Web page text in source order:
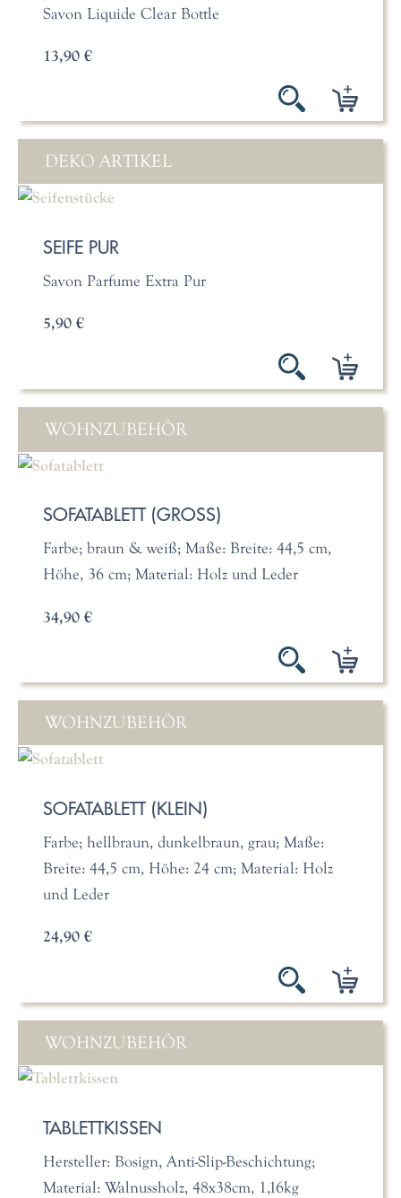
Savon Liquide Clear Bottle
13,90 €
DEKO ARTIKEL
SEIFE PUR
Savon Parfume Extra Pur
5,90 €
WOHNZUBEHÖR
SOFATABLETT (GROSS)
Farbe; braun & weiß; Maße: Breite: 44,5 cm,
Höhe, 36 cm; Material: Holz und Leder
34,90 €
WOHNZUBEHÖR
SOFATABLETT (KLEIN)
Farbe; hellbraun, dunkelbraun, grau; Maße:
Breite: 44,5 cm, Höhe: 24 cm; Material: Holz
und Leder
24,90 €
WOHNZUBEHÖR
TABLETTKISSEN
Hersteller: Bosign, Anti-Slip-Beschichtung;
Material: Walnussholz, 48x38cm, 1,16kg